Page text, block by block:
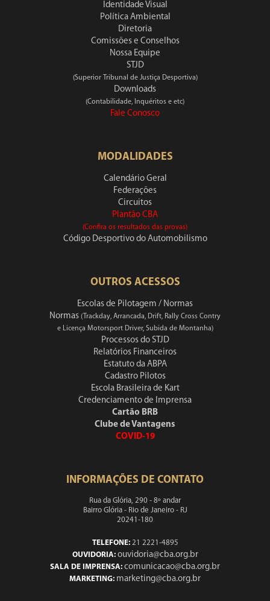
Identidade Visual
Política Ambiental
Diretoria
Comissões e Conselhos
Nossa Equipe
STJD
(Superior Tribunal de Justiça Desportiva)
Downloads
(Contabilidade, Inquéritos e etc)
Fale Conosco
MODALIDADES
Calendário Geral
Federações
Circuitos
Plantão CBA
(Confira os resultados das provas)
Código Desportivo do Automobilismo
OUTROS ACESSOS
Escolas de Pilotagem / Normas
Normas (Trackday, Arrancada, Drift, Rally Cross Contry
e Licença Motorsport Driver, Subida de Montanha)
Processos do STJD
Relatórios Financeiros
Estatuto da ABPA
Cadastro Pilotos
Escola Brasileira de Kart
Credenciamento de Imprensa
Cartão BRB
Clube de Vantagens
COVID-19
INFORMAÇÕES DE CONTATO
Rua da Glória, 290 - 8º andar
Bairro Glória - Rio de Janeiro - RJ
20241-180
TELEFONE:21 2221-4895
OUVIDORIA: ouvidoria@cba.org.br
SALA DE IMPRENSA: comunicacao@cba.org.br
MARKETING: marketing@cba.org.br